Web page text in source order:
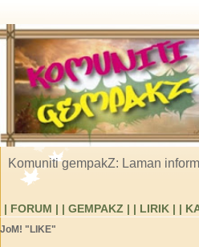
Komuniti gempakZ: Laman
| FORUM | | GEMPAKZ | | LIRIK | |
JoM! "LIKE"